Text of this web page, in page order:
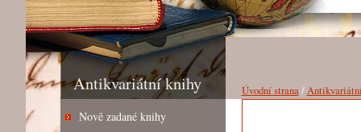
Antikvariátní knihy
Nově zadané knihy
Úvodní strana/